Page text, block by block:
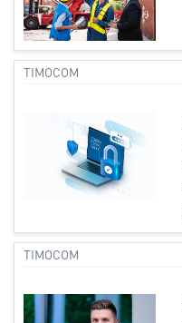
TIMOCOM
TIMOCOM